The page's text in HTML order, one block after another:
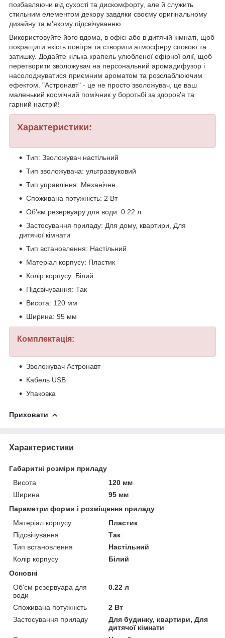
позбавляючи від сухості та дискомфорту, але й служить
стильним елементом декору завдяки своєму оригінальному
дизайну та м'якому підсвічуванню.
Використовуйте його вдома, в офісі або в дитячій кімнаті, щоб
покращити якість повітря та створити атмосферу спокою та
затишку. Додайте кілька крапель улюбленої ефірної олії, щоб
перетворити зволожувач на персональний аромадифузор і
насолоджуватися приємним ароматом та розслаблюючим
ефектом. "Астронавт" - це не просто зволожувач, це ваш
маленький космічний помічник у боротьбі за здоров'я та
гарний настрій!
Характеристики:
Тип: Зволожувач настільний
Тип зволожувача: ультразвуковий
Тип управління: Механічне
Споживана потужність: 2 Вт
Об'єм резервуару для води: 0.22 л
Застосування приладу: Для дому, квартири, Для
дитячої кімнати
Тип встановлення: Настільний
Матеріал корпусу: Пластик
Колір корпусу: Білий
Підсвічування: Так
Висота: 120 мм
Ширина: 95 мм
Комплектація:
Зволожувач Астронавт
Кабель USB
Упаковка
Приховати
Характеристики
Габаритні розміри приладу
Висота
120 мм
Ширина
95 мм
Параметри форми і розміщення приладу
Матеріал корпусу
Пластик
Підсвічування
Так
Тип встановлення
Настільний
Колір корпусу
Білий
Основні
Об'єм резервуара для
води
0.22 л
Споживана потужність
2 Вт
Застосування приладу
Для будинку, квартири, Для
дитячої кімнати